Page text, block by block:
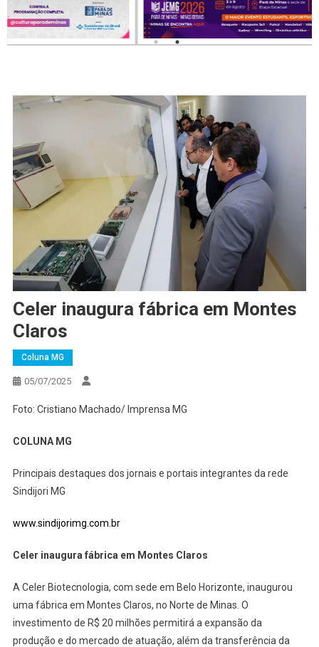
Celer inaugura fábrica em Montes
Claros
Coluna MG
05/07/2025
Foto: Cristiano Machado/ Imprensa MG
COLUNA MG
Principais destaques dos jornais e portais integrantes da rede
Sindijori MG
www.sindijorimg.com.br
Celer inaugura fábrica em Montes Claros
A Celer Biotecnologia, com sede em Belo Horizonte, inaugurou
uma fábrica em Montes Claros, no Norte de Minas. O
investimento de R$ 20 milhões permitirá a expansão da
produção e do mercado de atuação, além da transferência da